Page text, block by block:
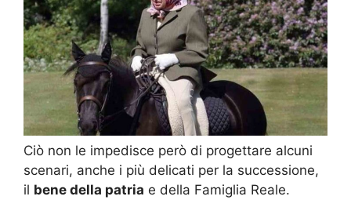
Ciò non le impedisce però di progettare alcuni
scenari, anche i più delicati per la successione,
il bene della patria e della Famiglia Reale.